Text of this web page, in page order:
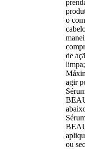
o
de
agir
ou